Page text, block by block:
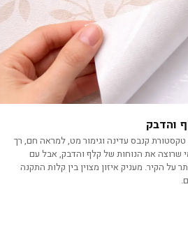
והדבק
קנבס עדינה וגימור מט, למראה חם, רך
שרוצה את הנוחות של קלף והדבק, אבל עם
על הקיר. מעניק איזון מצוין בין קלות התקנה